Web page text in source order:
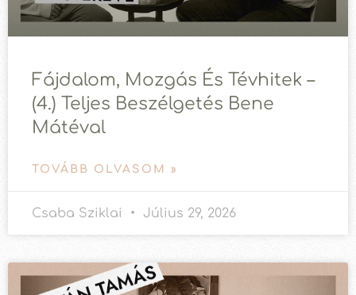
Fájdalom, Mozgás És Tévhitek –
(4.) Teljes Beszélgetés Bene
Mátéval
TOVÁBB OLVASOM »
Csaba Sziklai Július 29, 2026